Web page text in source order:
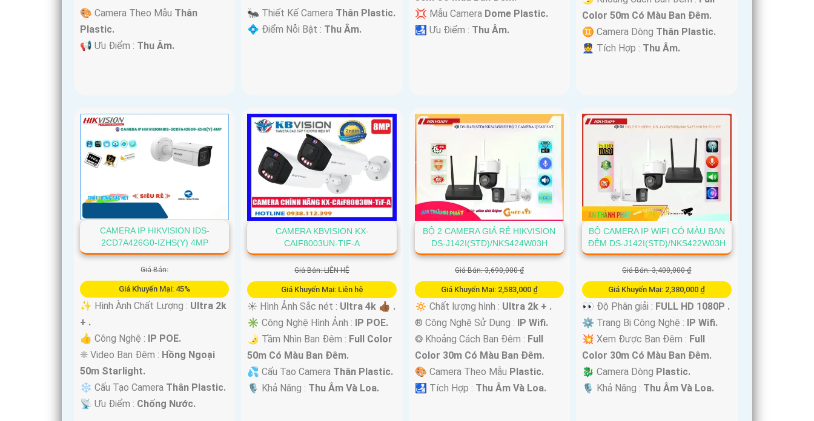
🎨 Camera Theo Mẫu Thân
Plastic.
️📢 Ưu Điểm : Thu Âm.
🐜 Thiết Kế Camera Thân Plastic.
️💠 Điểm Nỗi Bật : Thu Âm.
💢 Mẫu Camera Dome Plastic.
️🛃 Ưu Điểm : Thu Âm.
Color 50m Có Màu Ban Ðêm.
♊ Camera Dòng Thân Plastic.
️👮 Tích Hợp : Thu Âm.
CAMERA IP HIKVISION IDS-
2CD7A426G0-IZHS(Y) 4MP
Giá Bán:
Giá Khuyến Mại: 45%
✨ Hình Ành Chất Lượng : Ultra 2k
+ .
👍 Công Nghệ :
IP POE.
❈ Video Ban Đêm : Hồng Ngoại
50m Starlight.
❄ Cấu Tạo Camera Thân Plastic.
️📡 Ưu Điểm : Chống Nước.
CAMERA KBVISION KX-
CAIF8003UN-TIF-A
Giá Bán: LIÊN HỆ
Giá Khuyến Mại: Liên hệ
☀️ Hình Ảnh Sắc nét : Ultra 4k 👍🏾 .
✳️ Công Nghệ Hình Ảnh : IP POE.
🌛 Tầm Nhìn Ban Đêm : Full Color
50m Có Màu Ban Ðêm.
💦 Cấu Tạo Camera Thân Plastic.
️🎙 Khả Năng : Thu Âm Và Loa.
BỘ 2 CAMERA GIÁ RẺ HIKVISION
DS-J142I(STD)/NKS424W03H
Giá Bán: 3,690,000 ₫
Giá Khuyến Mại: 2,583,000 ₫
🔅 Chất lượng hình : Ultra 2k + .
®️ Công Nghệ Sử Dụng : IP Wifi.
❂ Khoảng Cách Ban Đêm : Full
Color 30m Có Màu Ban Ðêm.
🎨 Camera Theo Mẫu Plastic.
️🛃 Tích Hợp : Thu Âm Và Loa.
BỘ CAMERA IP WIFI CÓ MÀU BAN
ĐÊM DS-J142I(STD)/NKS422W03H
Giá Bán: 3,400,000 ₫
Giá Khuyến Mại: 2,380,000 ₫
️
👀 Độ Phân giải : FULL HD 1080P .
⚙ Trang Bị Công Nghệ : IP Wifi.
💥 Xem Được Ban Đêm : Full
Color 30m Có Màu Ban Ðêm.
🐉️ Camera Dòng Plastic.
️🎙 Khả Năng : Thu Âm Và Loa.